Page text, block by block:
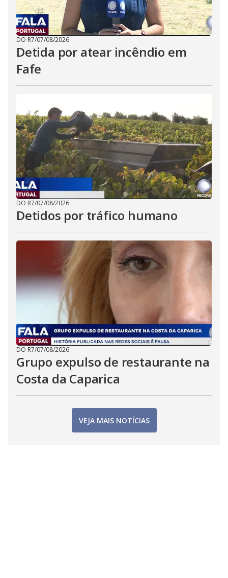
DO R7/07/08/2026
Detida por atear incêndio em
Fafe
DO R7/07/08/2026
Detidos por tráfico humano
DO R7/07/08/2026
Grupo expulso de restaurante na
Costa da Caparica
VEJA MAIS NOTÍCIAS